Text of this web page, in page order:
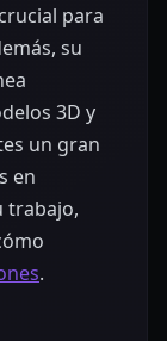
para
su
3D y
un gran
en
trabajo,
.